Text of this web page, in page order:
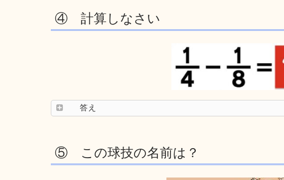
④ 計算しなさい
答え
⑤ この球技の名前は？